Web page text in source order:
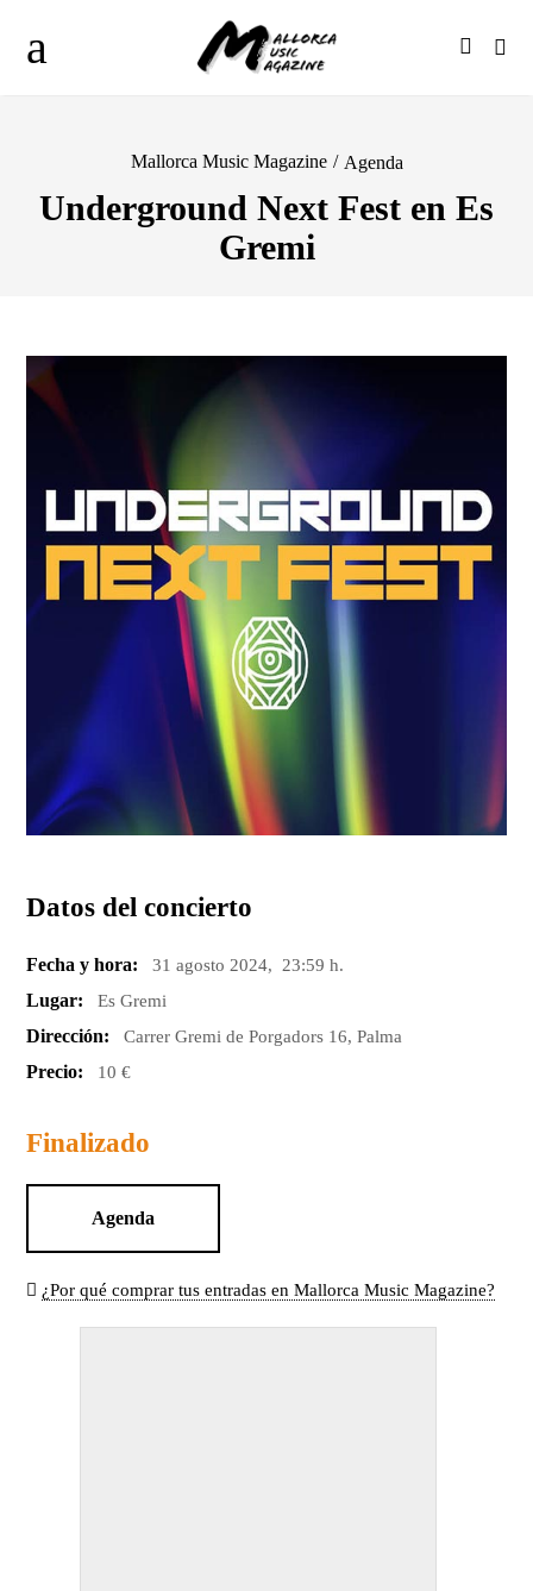
Mallorca Music Magazine / Agenda
Underground Next Fest en Es
Gremi
Datos del concierto
Fecha y hora: 31 agosto 2024, 23:59 h.
Lugar: Es Gremi
Dirección: Carrer Gremi de Porgadors 16, Palma
Precio: 10 €
Finalizado
Agenda
¿Por qué comprar tus entradas en Mallorca Music Magazine?